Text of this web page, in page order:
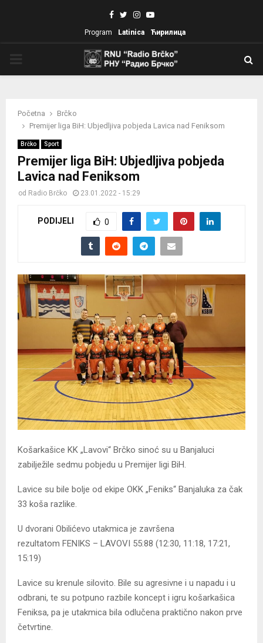
Facebook
TwitterInstagram
Youtube
Program Latinica Ћирилица
Početna
Brčko
Premijer liga BiH: Ubjedljiva pobjeda Lavica nad Feniksom
Brčko Sport
Premijer liga BiH: Ubjedljiva pobjeda
Lavica nad Feniksom
od Radio Brčko 23.01.2022 - 15:29
PODIJELI 0
Košarkašice KK „Lavovi“ Brčko sinoć su u Banjaluci
zabilježile sedmu pobjedu u Premijer ligi BiH.
Lavice su bile bolje od ekipe OKK „Feniks“ Banjaluka za čak
33 koša razlike.
U dvorani Obilićevo utakmica je završena
rezultatom FENIKS – LAVOVI 55:88 (12:30, 11:18, 17:21,
15:19)
Lavice su krenule silovito. Bile su agresivne i u napadu i u
odbrani, te su potpuno razbile koncept i igru košarkašica
Feniksa, pa je utakmica bila odlučena praktično nakon prve
četvrtine.